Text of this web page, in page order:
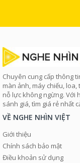
Chuyên cung cấp thông
màn ảnh, máy chiếu, loa,
nỗ lực không ngừng. Với
sánh giá, tìm giá rẻ nhất
VỀ NGHE NHÌN VIỆT
Giới thiệu
Chính sách bảo mật
Điều khoản sử dụng